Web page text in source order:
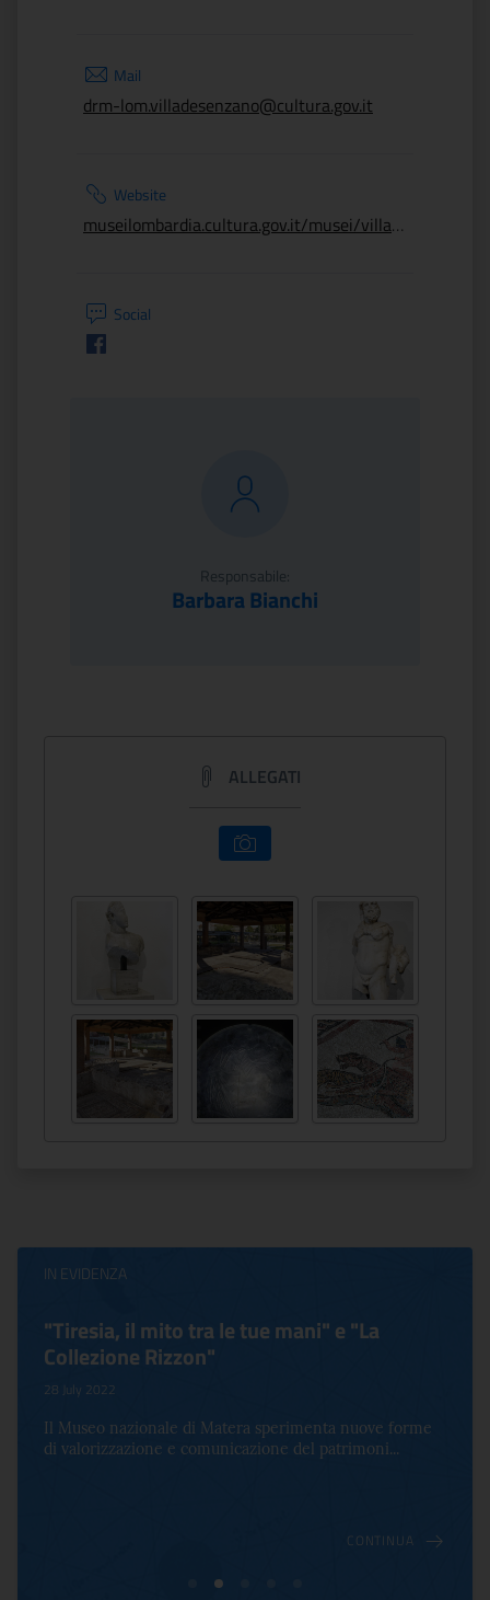
Mail
drm-lom.villadesenzano@cultura.gov.it
Website
museilombardia.cultura.gov.it/musei/villa-romana
Social
Facebook
Responsabile:
Barbara Bianchi
ALLEGATI
IN EVIDENZA
Virginia Woolf e Bloomsbury. Inventing
Life
17 October 2022
Per la prima volta in Italia, a Palazzo Altemps si presenta
una mostra che celebra lo spirito che an...
CONTINUA